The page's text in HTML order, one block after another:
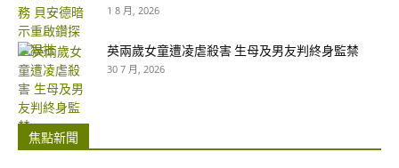
1 8 月, 2026
英兩歲女童遭凌虐殺害 生母及男友判終身監禁
30 7 月, 2026
焦點新聞